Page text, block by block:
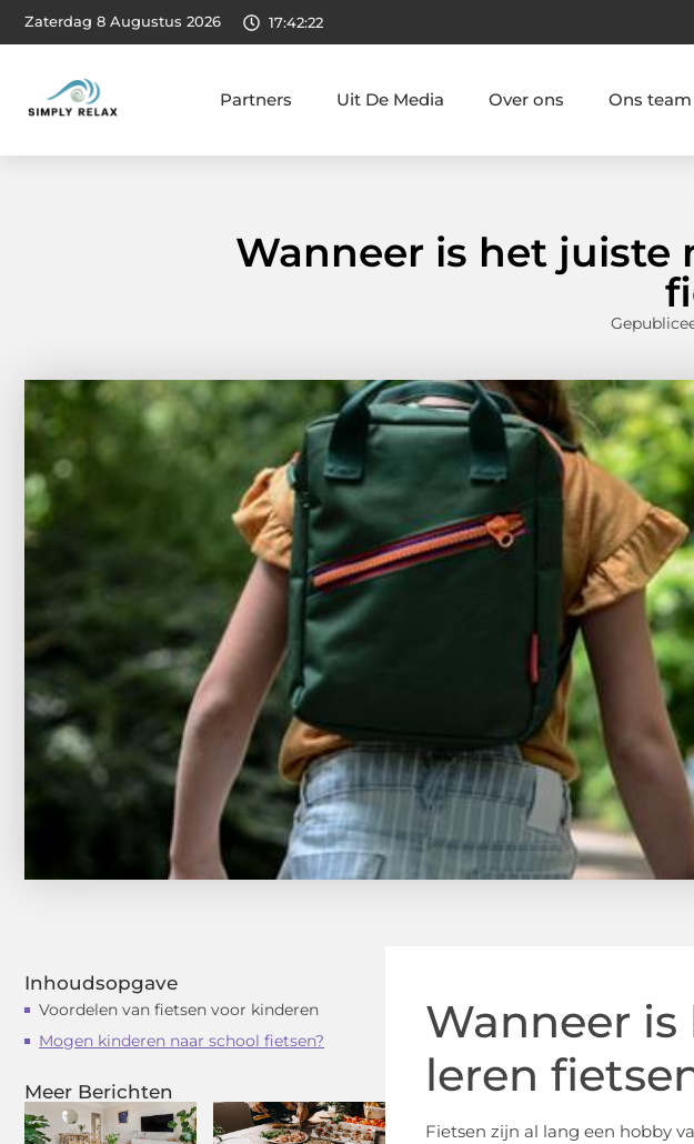
Zaterdag 8 Augustus 2026 17:42:24
Partners Uit De Media Over ons Ons team
Wanneer is het
Inhoudsopgave
Voordelen van fietsen voor kinderen
Mogen kinderen naar school fietsen?
Meer Berichten
Wanneer
leren
Fietsen zijn al lang een hobby